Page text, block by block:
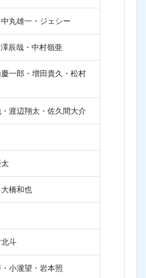
丸雄一・ジェシー
辰哉・中村嶺亜
一郎・増田貴久・松村
渡辺翔太・佐久間大介
橋和也
斗
小瀧望・岩本照